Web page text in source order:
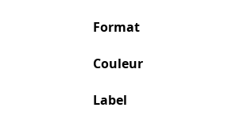
Format
Couleur
Label